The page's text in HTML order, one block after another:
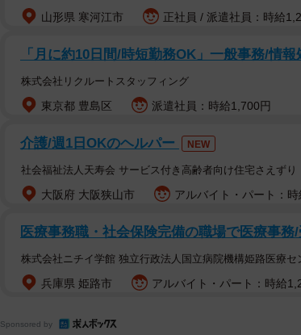
山形県 寒河江市 正社員 / 派遣社員：時給
「月に約10日間/時短勤務OK」一般事務/情
株式会社リクルートスタッフィング
東京都 豊島区 派遣社員：時給1,700円
介護/週1日OKのヘルパー NEW
社会福祉法人天寿会 サービス付き高齢者向け住宅さえずり
大阪府 大阪狭山市 アルバイト・パート：
医療事務職・社会保険完備の職場で医療事務
株式会社ニチイ学館 独立行政法人国立病院機構姫路医療セ
兵庫県 姫路市 アルバイト・パート：時給
Sponsored by